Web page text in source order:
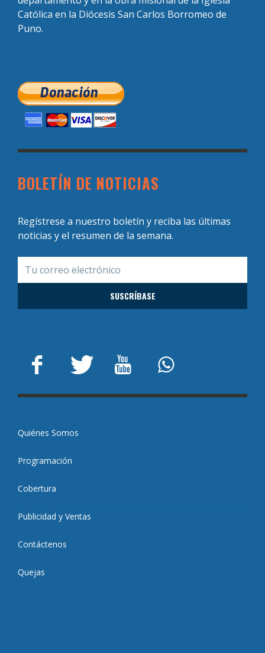
Católica en la Diócesis San Carlos Borromeo de
Puno.
BOLETÍN DE NOTICIAS
Regístrese a nuestro boletín y reciba las últimas
noticias y el resumen de la semana.
Quiénes Somos
Programación
Cobertura
Publicidad y Ventas
Contáctenos
Quejas